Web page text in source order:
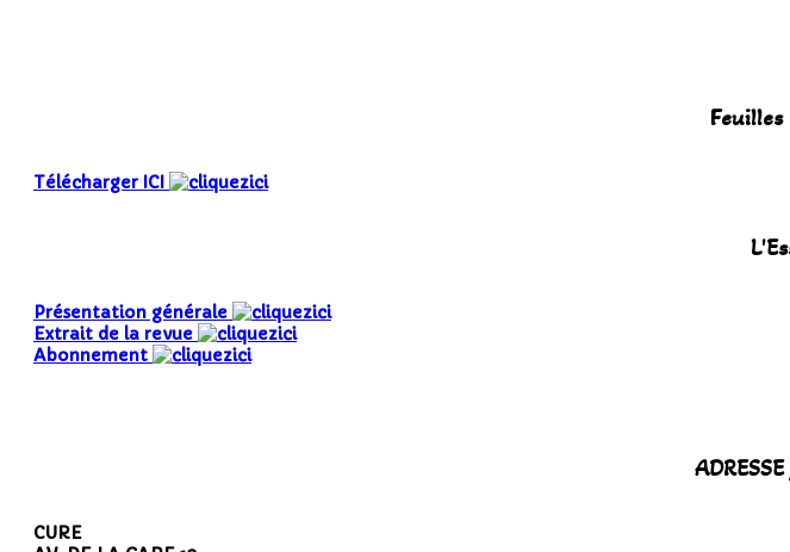
Feuilles
Télécharger ICI
Présentation générale
Extrait de la revue
Abonnement
CURE